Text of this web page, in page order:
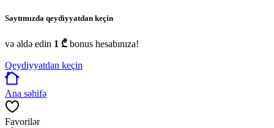
Saytımızda qeydiyyatdan keçin
və əldə edin 1 ₾ bonus hesabınıza!
Qeydiyyatdan keçin
Ana səhifə
Favorilər